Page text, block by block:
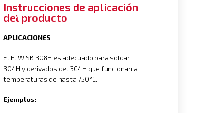
Instrucciones de aplicación
del producto
APLICACIONES
El FCW SB 308H es adecuado para soldar
304H y derivados del 304H que funcionan a
temperaturas de hasta 750°C.
Ejemplos: